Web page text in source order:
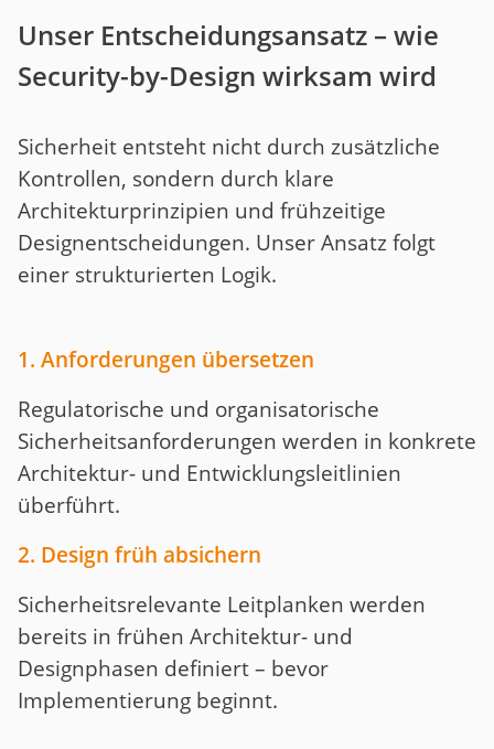
Unser Entscheidungsansatz – wie
Security-by-Design wirksam wird
Sicherheit entsteht nicht durch zusätzliche
Kontrollen, sondern durch klare
Architekturprinzipien und frühzeitige
Designentscheidungen. Unser Ansatz folgt
einer strukturierten Logik.
1. Anforderungen übersetzen
Regulatorische und organisatorische
Sicherheitsanforderungen werden in konkrete
Architektur- und Entwicklungsleitlinien
überführt.
2. Design früh absichern
Sicherheitsrelevante Leitplanken werden
bereits in frühen Architektur- und
Designphasen definiert – bevor
Implementierung beginnt.